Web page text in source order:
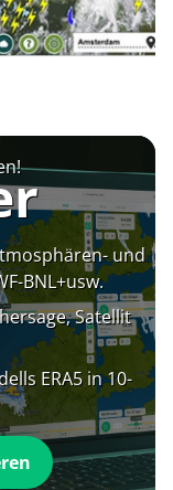
und
BNL+usw.
Satellit
ERA5 in 10-